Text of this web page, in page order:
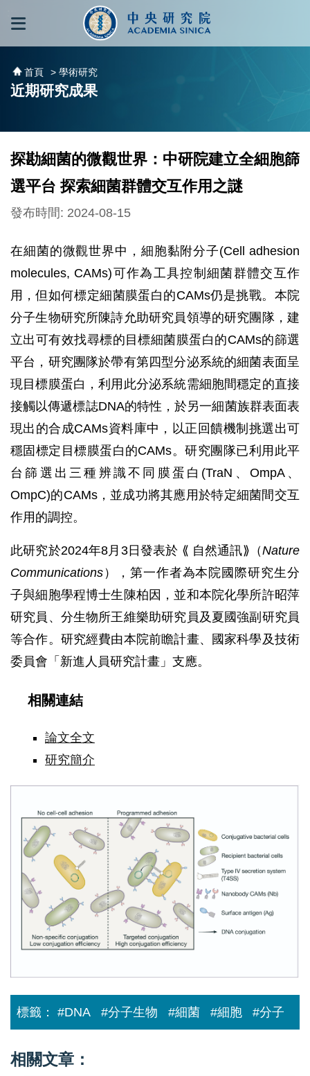
跳到主要內容區塊
首頁 > 學術研究
近期研究成果
探勘細菌的微觀世界：中研院建立全細胞篩
選平台 探索細菌群體交互作用之謎
發布時間: 2024-08-15
在細菌的微觀世界中，細胞黏附分子(Cell adhesion
molecules, CAMs)可作為工具控制細菌群體交互作
用，但如何標定細菌膜蛋白的CAMs仍是挑戰。本院
分子生物研究所陳詩允助研究員領導的研究團隊，建
立出可有效找尋標的目標細菌膜蛋白的CAMs的篩選
平台，研究團隊於帶有第四型分泌系統的細菌表面呈
現目標膜蛋白，利用此分泌系統需細胞間穩定的直接
接觸以傳遞標誌DNA的特性，於另一細菌族群表面表
現出的合成CAMs資料庫中，以正回饋機制挑選出可
穩固標定目標膜蛋白的CAMs。研究團隊已利用此平
台篩選出三種辨識不同膜蛋白(TraN、OmpA、
OmpC)的CAMs，並成功將其應用於特定細菌間交互
作用的調控。
此研究於2024年8月3日發表於 ⟪ 自然通訊⟫（Nature
Communications ），第一作者為本院國際研究生分
子與細胞學程博士生陳柏因，並和本院化學所許昭萍
研究員、分生物所王維樂助研究員及夏國強副研究員
等合作。研究經費由本院前瞻計畫、國家科學及技術
委員會「新進人員研究計畫」支應。
相關連結
論文全文
研究簡介
中
院
選
索
菌
體
交
互
用
之
標籤： #DNA #分子生物 #細菌 #細胞 #分子
相關文章：